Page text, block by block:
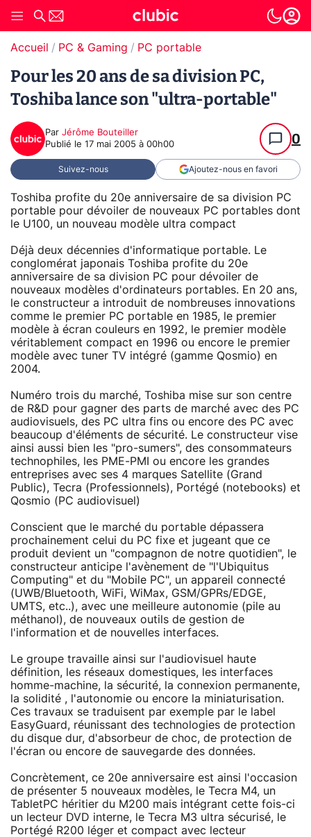
Accueil PC & Gaming PC portable
Pour les 20 ans de sa division PC,
Toshiba lance son "ultra-portable"
Par Jérôme Bouteiller
Publié le 17 mai 2005 à 00h00 0
Suivez-nous Ajoutez-nous en favori
Toshiba profite du 20e anniversaire de sa division PC
portable pour dévoiler de nouveaux PC portables dont
le U100, un nouveau modèle ultra compact
Déjà deux décennies d'informatique portable. Le
conglomérat japonais Toshiba profite du 20e
anniversaire de sa division PC pour dévoiler de
nouveaux modèles d'ordinateurs portables. En 20 ans,
le constructeur a introduit de nombreuses innovations
comme le premier PC portable en 1985, le premier
modèle à écran couleurs en 1992, le premier modèle
véritablement compact en 1996 ou encore le premier
modèle avec tuner TV intégré (gamme Qosmio) en
2004.
Numéro trois du marché, Toshiba mise sur son centre
de R&D pour gagner des parts de marché avec des PC
audiovisuels, des PC ultra fins ou encore des PC avec
beaucoup d'éléments de sécurité. Le constructeur vise
ainsi aussi bien les "pro-sumers", des consommateurs
technophiles, les PME-PMI ou encore les grandes
entreprises avec ses 4 marques Satellite (Grand
Public), Tecra (Professionnels), Portégé (notebooks) et
Qosmio (PC audiovisuel)
Conscient que le marché du portable dépassera
prochainement celui du PC fixe et jugeant que ce
produit devient un "compagnon de notre quotidien", le
constructeur anticipe l'avènement de "l'Ubiquitus
Computing" et du "Mobile PC", un appareil connecté
(UWB/Bluetooth, WiFi, WiMax, GSM/GPRs/EDGE,
UMTS, etc..), avec une meilleure autonomie (pile au
méthanol), de nouveaux outils de gestion de
l'information et de nouvelles interfaces.
Le groupe travaille ainsi sur l'audiovisuel haute
définition, les réseaux domestiques, les interfaces
homme-machine, la sécurité, la connexion permanente,
la solidité , l'autonomie ou encore la miniaturisation.
Ces travaux se traduisent par exemple par le label
EasyGuard, réunissant des technologies de protection
du disque dur, d'absorbeur de choc, de protection de
l'écran ou encore de sauvegarde des données.
Concrètement, ce 20e anniversaire est ainsi l'occasion
de présenter 5 nouveaux modèles, le Tecra M4, un
TabletPC héritier du M200 mais intégrant cette fois-ci
un lecteur DVD interne, le Tecra M3 ultra sécurisé, le
Portégé R200 léger et compact avec lecteur